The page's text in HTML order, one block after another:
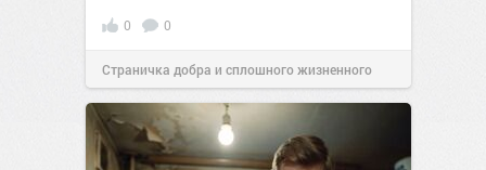
0 0
Страничка добра и сплошного жизненного
позитива!19:38Вчера